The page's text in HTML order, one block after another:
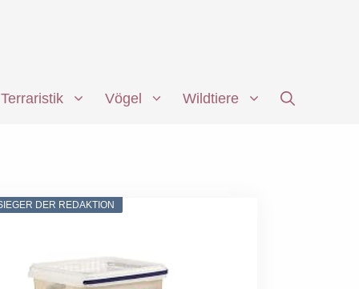
Terraristik Vögel Wildtiere
DER REDAKTION